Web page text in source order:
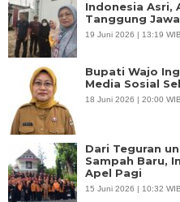
Indonesia Asri,
Tanggung
19 Juni 2026 | 13:19 WIB
Bupati Wajo
Media Sosial
18 Juni 2026 | 20:00 WIB
Dari Teguran
Sampah Baru,
Apel Pagi
15 Juni 2026 | 10:32 WIB